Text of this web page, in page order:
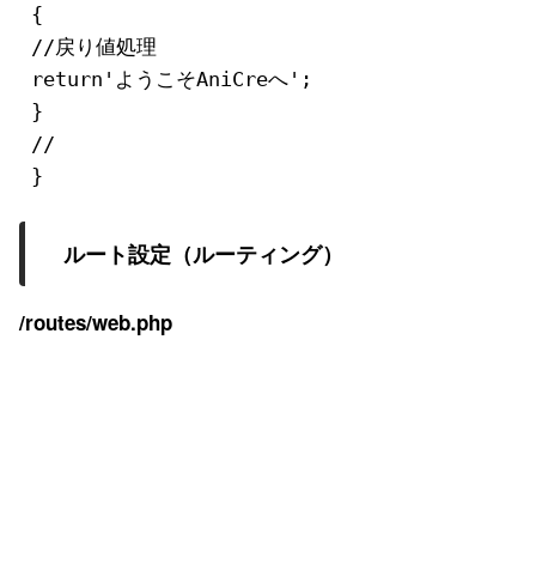
{
//戻り値処理
return'ようこそAniCreへ';
}
//
}
ルート設定（ルーティング）
/routes/web.php